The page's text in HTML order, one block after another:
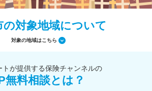
の対象地域について
対象の地域はこちら
トが提供する保険チャンネルの
無料相談とは？